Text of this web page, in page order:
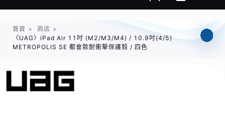
首頁 > 商店 >
〈UAG〉iPad Air 11吋 (M2/M3/M4) / 10.9吋(4/5)
METROPOLIS SE 都會款耐衝擊保護殼 / 四色